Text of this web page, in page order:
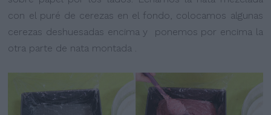
con el puré de cerezas en el fondo, colocamos algunas
cerezas deshuesadas encima y ponemos por encima la
otra parte de nata montada .